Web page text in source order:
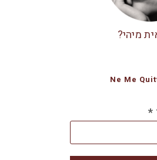
מיהי?
Ne Me
*